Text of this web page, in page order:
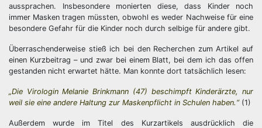
aussprachen. Insbesondere monierten diese, dass Kinder noch
immer Masken tragen müssten, obwohl es weder Nachweise für eine
besondere Gefahr für die Kinder noch durch selbige für andere gibt.
Überraschenderweise stieß ich bei den Recherchen zum Artikel auf
einen Kurzbeitrag – und zwar bei einem Blatt, bei dem ich das offen
gestanden nicht erwartet hätte. Man konnte dort tatsächlich lesen:
„Die Virologin Melanie Brinkmann (47) beschimpft Kinderärzte, nur
weil sie eine andere Haltung zur Maskenpflicht in Schulen haben.“(1)
Außerdem wurde im Titel des Kurzartikels ausdrücklich die